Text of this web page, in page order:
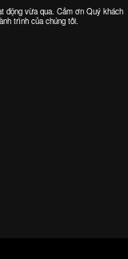
động vừa qua. Cảm ơn Quý khách
trình của chúng tôi.